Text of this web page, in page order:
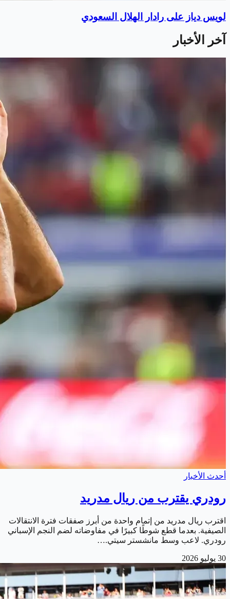
لويس دياز على رادار الهلال السعودي
آخر الأخبار
أحدث الأخبار
رودري يقترب من ريال مدريد
اقترب ريال مدريد من إتمام واحدة من أبرز صفقات فترة الانتقالات
الصيفية. بعدما قطع شوطًا كبيرًا في مفاوضاته لضم النجم الإسباني
رودري. لاعب وسط مانشستر سيتي.…
30 يوليو 2026